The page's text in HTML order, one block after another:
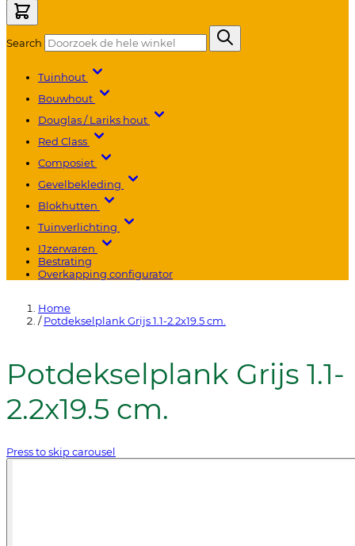
Search
Tuinhout
Bouwhout
Douglas / Lariks hout
Red Class
Composiet
Gevelbekleding
Blokhutten
Tuinverlichting
IJzerwaren
Bestrating
Overkapping configurator
Home
/ Potdekselplank Grijs 1.1-2.2x19.5 cm.
Potdekselplank Grijs 1.1-
2.2x19.5 cm.
Press to skip carousel